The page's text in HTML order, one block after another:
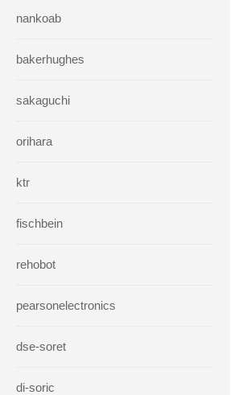
nankoab
bakerhughes
sakaguchi
orihara
ktr
fischbein
rehobot
pearsonelectronics
dse-soret
di-soric